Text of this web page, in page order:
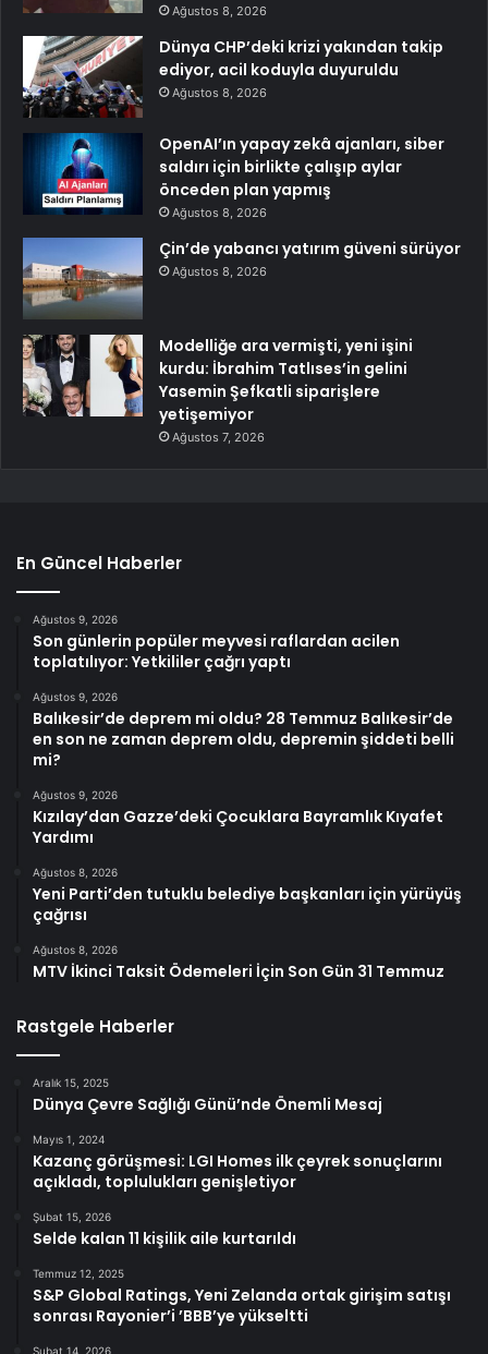
Ağustos 8, 2026
Dünya CHP’deki krizi yakından takip
ediyor, acil koduyla duyuruldu
Ağustos 8, 2026
OpenAI’ın yapay zekâ ajanları, siber
saldırı için birlikte çalışıp aylar
önceden plan yapmış
Ağustos 8, 2026
Çin’de yabancı yatırım güveni sürüyor
Ağustos 8, 2026
Modelliğe ara vermişti, yeni işini
kurdu: İbrahim Tatlıses’in gelini
Yasemin Şefkatli siparişlere
yetişemiyor
Ağustos 7, 2026
En Güncel Haberler
Ağustos 9, 2026
Son günlerin popüler meyvesi raflardan acilen
toplatılıyor: Yetkililer çağrı yaptı
Ağustos 9, 2026
Balıkesir’de deprem mi oldu? 28 Temmuz Balıkesir’de
en son ne zaman deprem oldu, depremin şiddeti belli
mi?
Ağustos 9, 2026
Kızılay’dan Gazze’deki Çocuklara Bayramlık Kıyafet
Yardımı
Ağustos 8, 2026
Yeni Parti’den tutuklu belediye başkanları için yürüyüş
çağrısı
Ağustos 8, 2026
MTV İkinci Taksit Ödemeleri İçin Son Gün 31 Temmuz
Rastgele Haberler
Aralık 15, 2025
Dünya Çevre Sağlığı Günü’nde Önemli Mesaj
Mayıs 1, 2024
Kazanç görüşmesi: LGI Homes ilk çeyrek sonuçlarını
açıkladı, toplulukları genişletiyor
Şubat 15, 2026
Selde kalan 11 kişilik aile kurtarıldı
Temmuz 12, 2025
S&P Global Ratings, Yeni Zelanda ortak girişim satışı
sonrası Rayonier’i ’BBB’ye yükseltti
Şubat 14, 2026